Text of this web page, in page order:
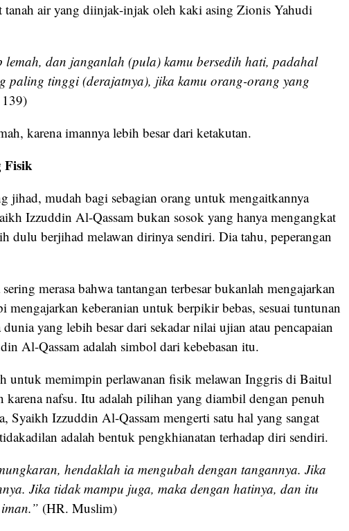
tanah air yang diinjak-injak oleh kaki asing Zionis Yahudi
lemah, dan janganlah (pula) kamu bersedih hati, padahal
paling tinggi (derajatnya), jika kamu orang-orang yang
karena imannya lebih besar dari ketakutan.
Fisik
jihad, mudah bagi sebagian orang untuk mengaitkannya
Izzuddin Al-Qassam bukan sosok yang hanya mengangkat
dulu berjihad melawan dirinya sendiri. Dia tahu, peperangan
merasa bahwa tantangan terbesar bukanlah mengajarkan
mengajarkan keberanian untuk berpikir bebas, sesuai tuntunan
yang lebih besar dari sekadar nilai ujian atau pencapaian
Al-Qassam adalah simbol dari kebebasan itu.
untuk memimpin perlawanan fisik melawan Inggris di Baitul
karena nafsu. Itu adalah pilihan yang diambil dengan penuh
Syaikh Izzuddin Al-Qassam mengerti satu hal yang sangat
adalah bentuk pengkhianatan terhadap diri sendiri.
hendaklah ia mengubah dengan tangannya. Jika
Jika tidak mampu juga, maka dengan hatinya, dan itu
(HR. Muslim)